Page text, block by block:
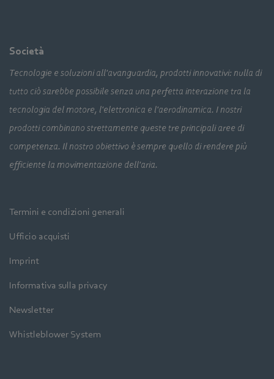
Società
Tecnologie e soluzioni all'avanguardia, prodotti innovativi: nulla di
tutto ciò sarebbe possibile senza una perfetta interazione tra la
tecnologia del motore, l'elettronica e l'aerodinamica. I nostri
prodotti combinano strettamente queste tre principali aree di
competenza. Il nostro obiettivo è sempre quello di rendere più
efficiente la movimentazione dell'aria.
Termini e condizioni generali
Ufficio acquisti
Imprint
Informativa sulla privacy
Newsletter
Whistleblower System